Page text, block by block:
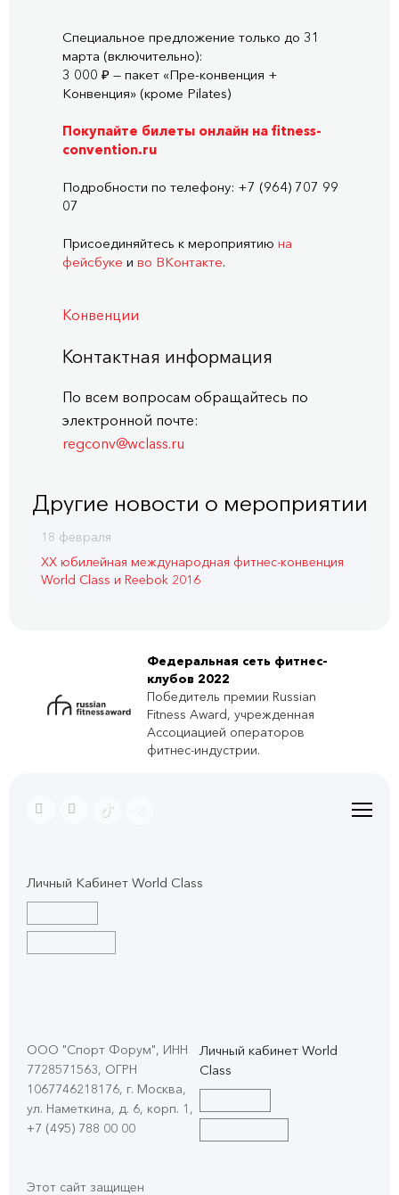
Специальное предложение только до 31
марта (включительно):
3 000 ₽ — пакет «Пре-конвенция +
Конвенция» (кроме Pilates)
Покупайте билеты онлайн на fitness-
convention.ru
Подробности по телефону: +7 (964) 707 99
07
Присоединяйтесь к мероприятию на
фейсбуке и во ВКонтакте.
Конвенции
Контактная информация
По всем вопросам обращайтесь по
электронной почте:
regconv@wclass.ru
Другие новости о мероприятии
18 февраля
XX юбилейная международная фитнес-конвенция
World Class и Reebok 2016
Федеральная сеть фитнес-
клубов 2022
Победитель премии Russian
Fitness Award, учрежденная
Ассоциацией операторов
фитнес-индустрии.
Личный Кабинет World Class
ООО "Спорт Форум", ИНН
7728571563, ОГРН
1067746218176, г. Москва,
ул. Наметкина, д. 6, корп. 1 ,
+7 (495) 788 00 00
Этот сайт защищен
Личный кабинет World
Class